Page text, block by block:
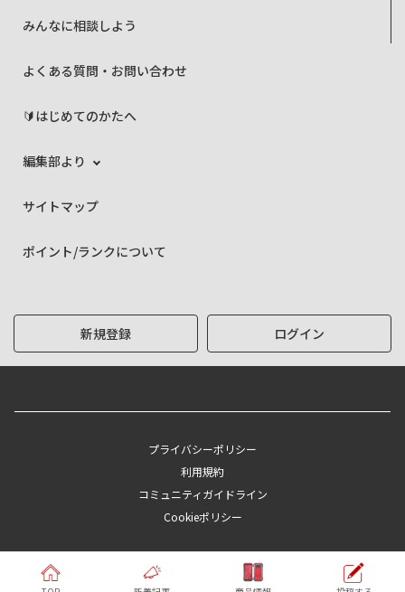
みんなに相談しよう
よくある質問・お問い合わせ
🔰はじめてのかたへ
編集部より
サイトマップ
ポイント/ランクについて
新規登録 ログイン
プライバシーポリシー
利用規約
コミュニティガイドライン
Cookieポリシー
Copyright © KYOCERA Corporation